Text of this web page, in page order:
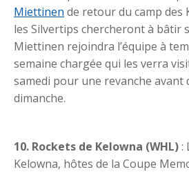
Miettinen de retour du camp des
les Silvertips chercheront à bâtir
Miettinen rejoindra l’équipe à
semaine chargée qui les verra
samedi pour une revanche avant
dimanche.
10. Rockets de Kelowna (WHL):
Kelowna, hôtes de la Coupe